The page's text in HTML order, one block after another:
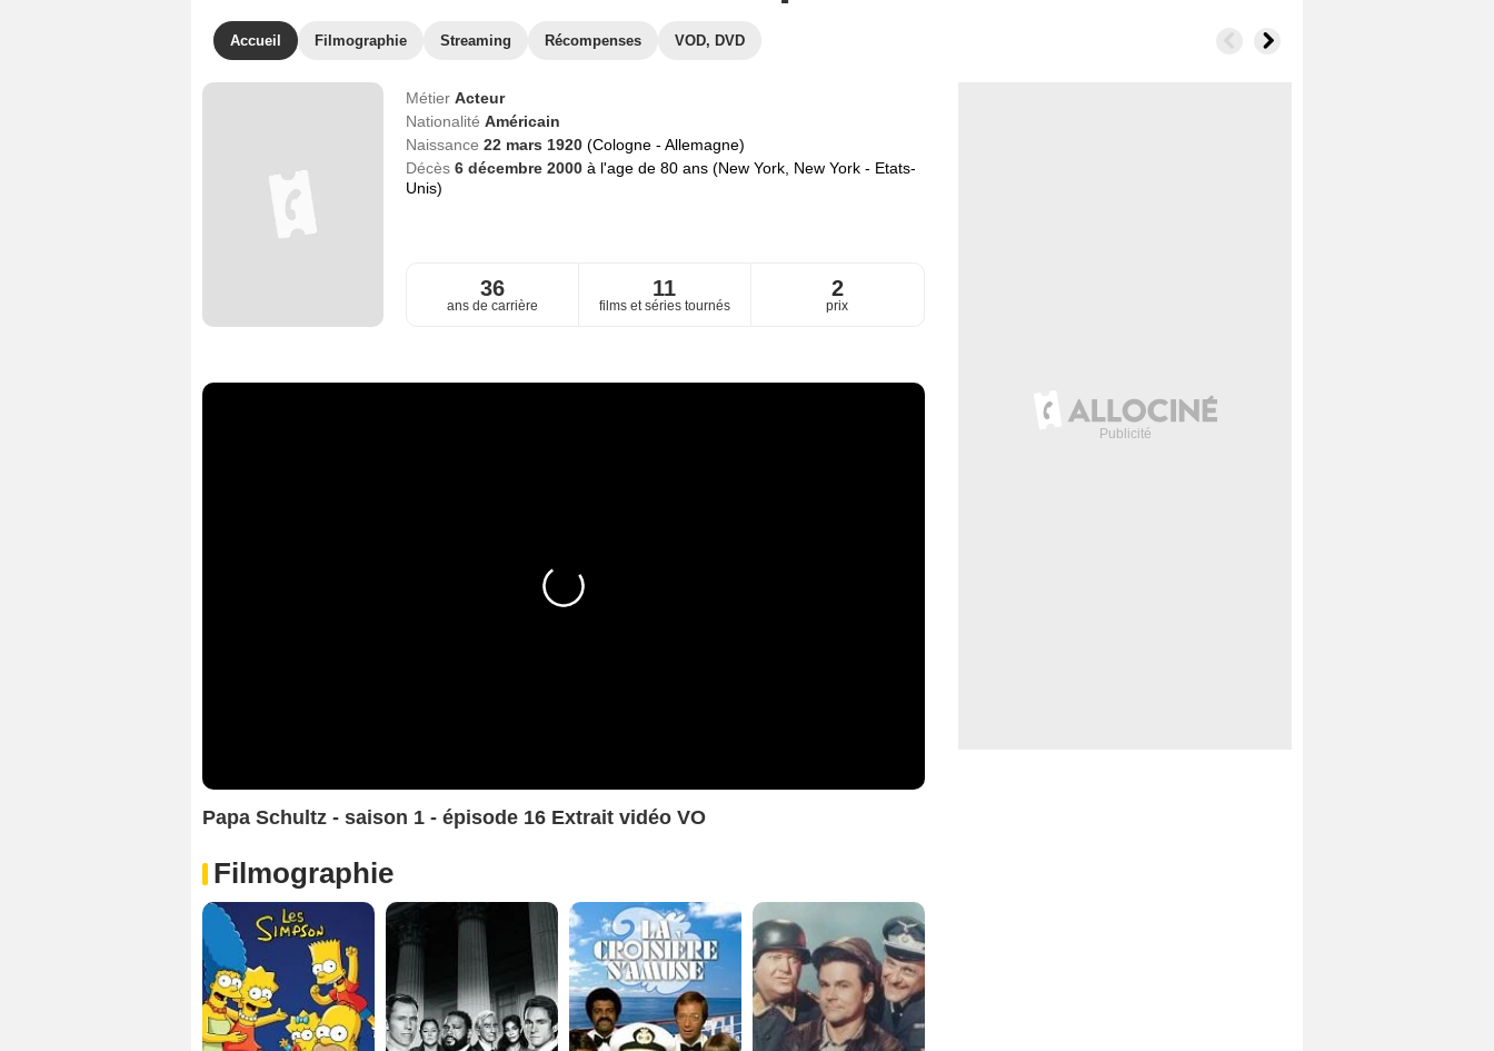
Accueil Filmographie Streaming Récompenses VOD, DVD
Métier Acteur
Nationalité Américain
Naissance 22 mars 1920 (Cologne - Allemagne)
Décès 6 décembre 2000 à l'age de 80 ans (New York, New York - Etats-
Unis)
36
ans de carrière
11
films et séries tournés
2
prix
Papa Schultz - saison 1 - épisode 16 Extrait vidéo VO
Filmographie